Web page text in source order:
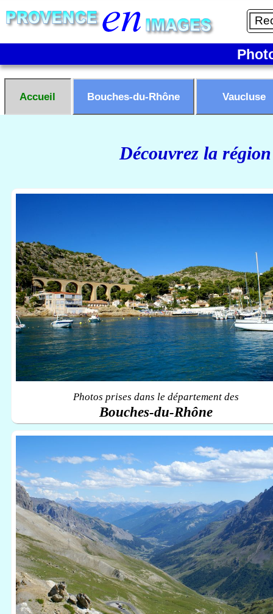
Accueil Bouches-du-Rhône Vaucluse
Découvrez la
Photos prises dans le département des
Bouches-du-Rhône